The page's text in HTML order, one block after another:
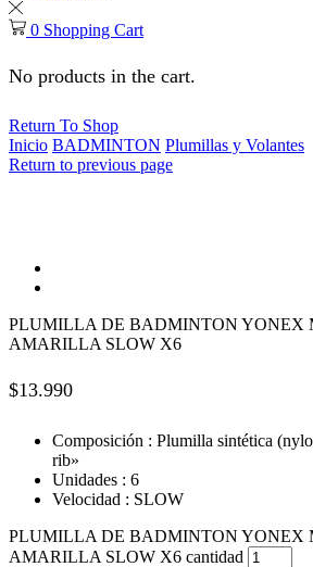
0 Shopping Cart
No products in the cart.
Return To Shop
Inicio BADMINTON Plumillas y Volantes
Return to previous page
PLUMILLA DE BADMINTON YONEX
AMARILLA SLOW X6
$13.990
Composición : Plumilla sintética
rib»
Unidades : 6
Velocidad : SLOW
PLUMILLA DE BADMINTON YONEX
AMARILLA SLOW X6 cantidad